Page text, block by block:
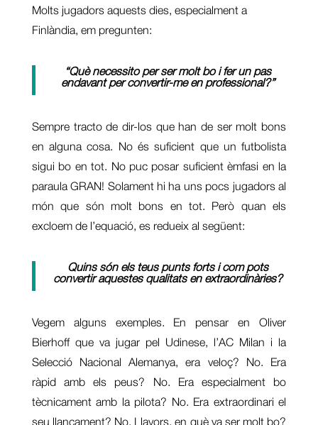
Molts jugadors aquests dies, especialment a
Finlàndia, em pregunten:
“Què necessito per ser molt bo i fer un pas
endavant per convertir-me en professional?”
Sempre tracto de dir-los que han de ser molt bons
en alguna cosa. No és suficient que un futbolista
sigui bo en tot. No puc posar suficient èmfasi en la
paraula GRAN! Solament hi ha uns pocs jugadors al
món que són molt bons en tot. Però quan els
excloem de l’equació, es redueix al següent:
Quins són els teus punts forts i com pots
convertir aquestes qualitats en extraordinàries?
Vegem alguns exemples. En pensar en Oliver
Bierhoff que va jugar pel Udinese, l’AC Milan i la
Selecció Nacional Alemanya, era veloç? No. Era
ràpid amb els peus? No. Era especialment bo
tècnicament amb la pilota? No. Era extraordinari el
seu llançament? No. Llavors, en què va ser molt bo?